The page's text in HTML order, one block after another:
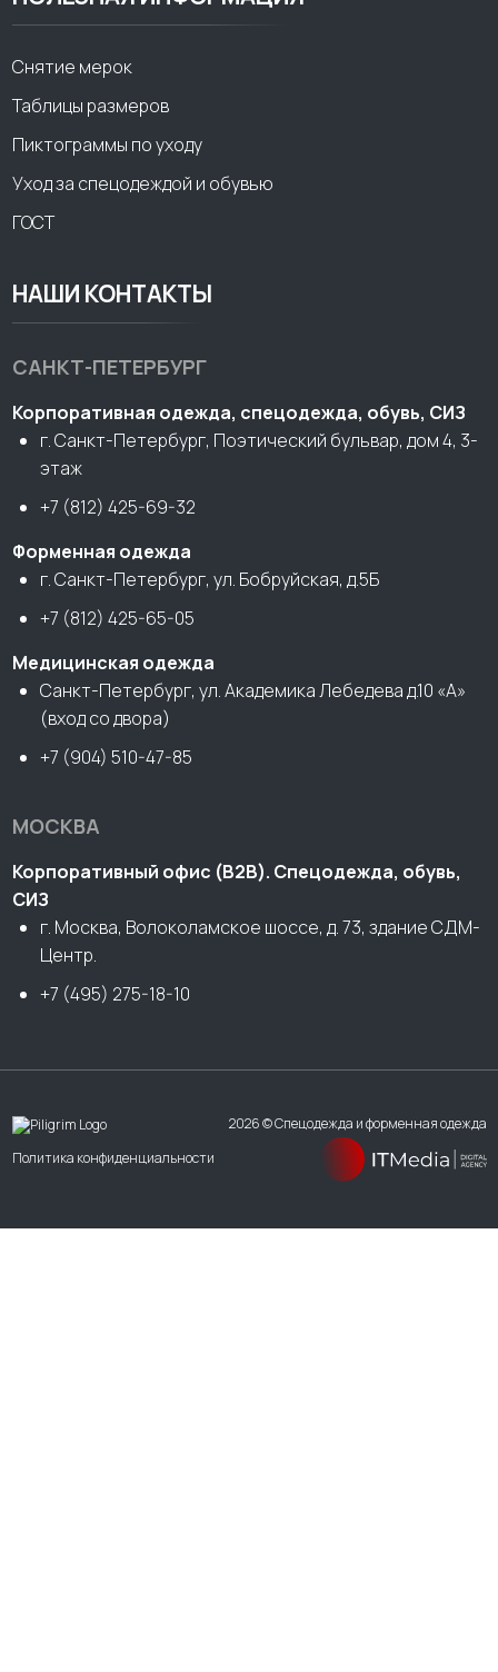
Снятие мерок
Таблицы размеров
Пиктограммы по уходу
Уход за спецодеждой и обувью
ГОСТ
НАШИ КОНТАКТЫ
САНКТ-ПЕТЕРБУРГ
Корпоративная одежда, спецодежда, обувь, СИЗ
г. Санкт-Петербург, Поэтический бульвар, дом 4, 3-
этаж
+7 (812) 425-69-32
Форменная одежда
г. Санкт-Петербург, ул. Бобруйская, д.5Б
+7 (812) 425-65-05
Медицинская одежда
Санкт-Петербург, ул. Академика Лебедева д.10 «А»
(вход со двора)
+7 (904) 510-47-85
МОСКВА
Корпоративный офис (В2В). Спецодежда, обувь,
СИЗ
г. Москва, Волоколамское шоссе, д. 73, здание СДМ-
Центр.
+7 (495) 275-18-10
2026 © Спецодежда и форменная одежда
Политика конфиденциальности